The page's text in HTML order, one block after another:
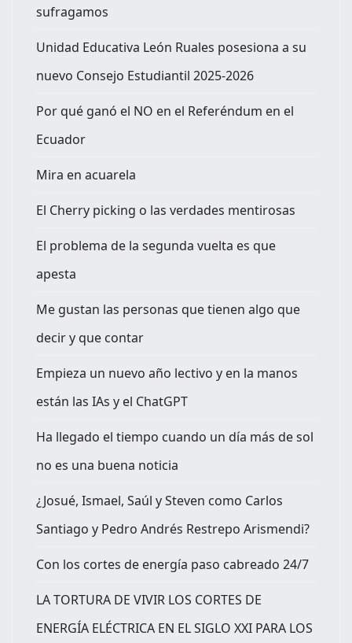
sufragamos
Unidad Educativa León Ruales posesiona a su
nuevo Consejo Estudiantil 2025-2026
Por qué ganó el NO en el Referéndum en el
Ecuador
Mira en acuarela
El Cherry picking o las verdades mentirosas
El problema de la segunda vuelta es que
apesta
Me gustan las personas que tienen algo que
decir y que contar
Empieza un nuevo año lectivo y en la manos
están las IAs y el ChatGPT
Ha llegado el tiempo cuando un día más de sol
no es una buena noticia
¿Josué, Ismael, Saúl y Steven como Carlos
Santiago y Pedro Andrés Restrepo Arismendi?
Con los cortes de energía paso cabreado 24/7
LA TORTURA DE VIVIR LOS CORTES DE
ENERGÍA ELÉCTRICA EN EL SIGLO XXI PARA LOS